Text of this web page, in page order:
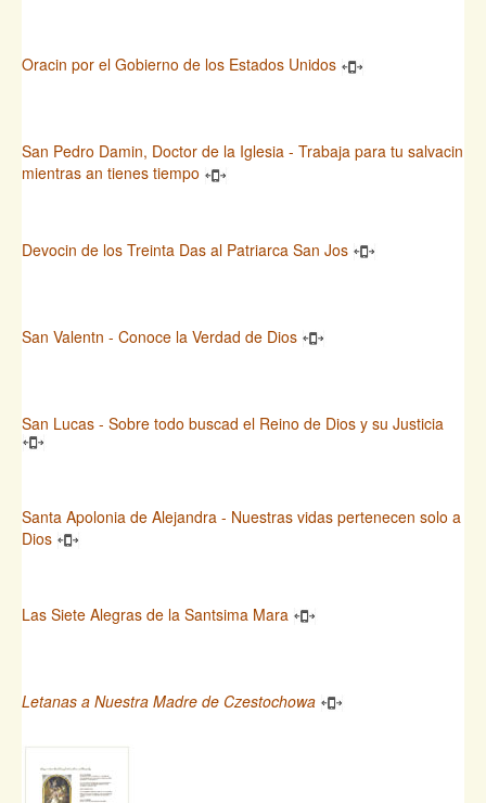
Oracin por el Gobierno de los Estados Unidos
San Pedro Damin, Doctor de la Iglesia - Trabaja para tu salvacin
mientras an tienes tiempo
Devocin de los Treinta Das al Patriarca San Jos
San Valentn - Conoce la Verdad de Dios
San Lucas - Sobre todo buscad el Reino de Dios y su Justicia
Santa Apolonia de Alejandra - Nuestras vidas pertenecen solo a
Dios
Las Siete Alegras de la Santsima Mara
Letanas a Nuestra Madre de Czestochowa